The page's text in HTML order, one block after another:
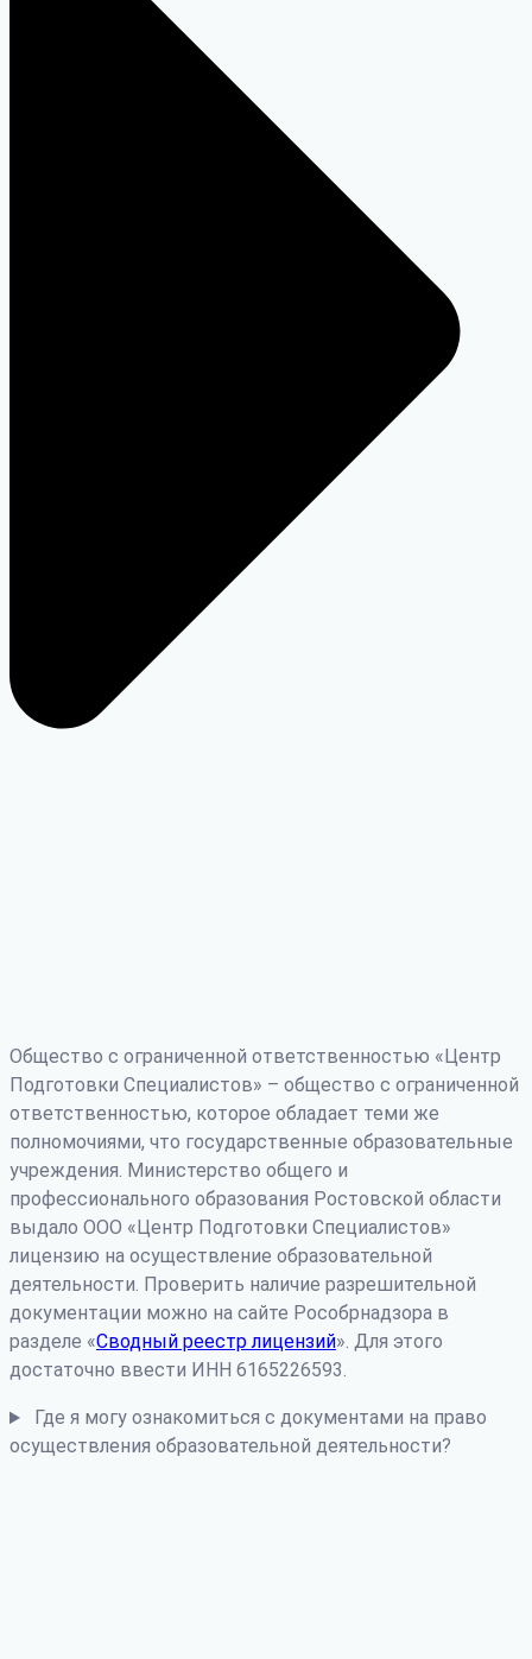
Общество с ограниченной ответственностью «Центр
Подготовки Специалистов» – общество с ограниченной
ответственностью, которое обладает теми же
полномочиями, что государственные образовательные
учреждения. Министерство общего и
профессионального образования Ростовской области
выдало ООО «Центр Подготовки Специалистов»
лицензию на осуществление образовательной
деятельности. Проверить наличие разрешительной
документации можно на сайте Рособрнадзора в
разделе «Сводный реестр лицензий». Для этого
достаточно ввести ИНН 6165226593.
Где я могу ознакомиться с документами на право
осуществления образовательной деятельности?